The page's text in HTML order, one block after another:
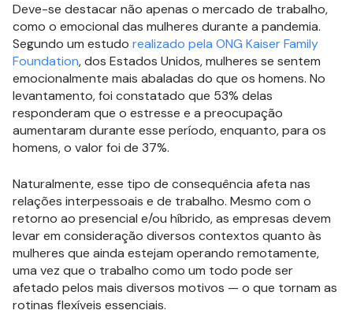
Deve-se destacar não apenas o mercado de trabalho,
como o emocional das mulheres durante a pandemia.
Segundo um estudo realizado pela ONG Kaiser Family
Foundation, dos Estados Unidos, mulheres se sentem
emocionalmente mais abaladas do que os homens. No
levantamento, foi constatado que 53% delas
responderam que o estresse e a preocupação
aumentaram durante esse período, enquanto, para os
homens, o valor foi de 37%.
Naturalmente, esse tipo de consequência afeta nas
relações interpessoais e de trabalho. Mesmo com o
retorno ao presencial e/ou híbrido, as empresas devem
levar em consideração diversos contextos quanto às
mulheres que ainda estejam operando remotamente,
uma vez que o trabalho como um todo pode ser
afetado pelos mais diversos motivos — o que tornam as
rotinas flexíveis essenciais.